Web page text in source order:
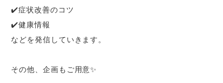
✔️症状改善のコツ
✔️健康情報
などを発信していきます。
その他、企画もご用意✨️